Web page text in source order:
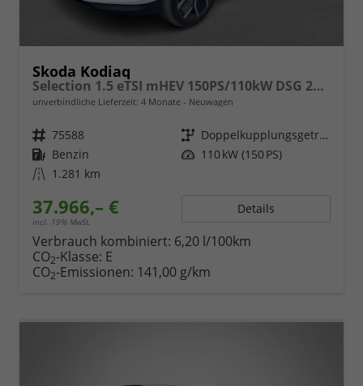
Skoda Kodiaq
Selection 1.5 eTSI mHEV 150PS/110kW DSG 2026
unverbindliche Lieferzeit: 4 Monate Neuwagen
Fahrzeugnr. 75588 Getriebe
Doppelkupplungsgetriebe (DSG)
Kraftstoff Benzin Leistung 110 kW (150 PS)
Kilometerstand 1.281 km
37.966,– €
incl. 19% MwSt.
Details
Verbrauch kombiniert: 6,20 l/100km
CO2-Klasse: E
CO2-Emissionen: 141,00 g/km